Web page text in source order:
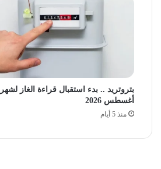
بتروتريد .. بدء استقبال قراءة الغاز لشهر
أغسطس 2026
منذ 5 أيام